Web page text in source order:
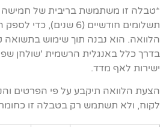
תשלומים חודשיים (6
הלוואה. הוא נבנה תוך שימוש
בדרך כלל באנגלית הרשמית 'שולחן
ישירות לאף מדד.
הצעת הלוואה תיקבע על פי הפרטים
לקוח, ולא תשתמש רק בטבלה זו